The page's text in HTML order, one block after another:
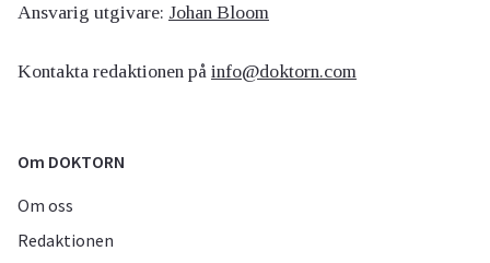
Ansvarig utgivare: Johan Bloom
Kontakta redaktionen på info@doktorn.com
Om DOKTORN
Om oss
Redaktionen